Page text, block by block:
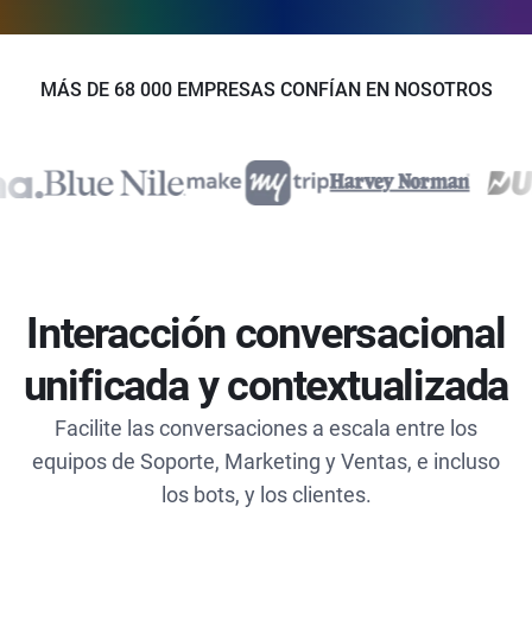
MÁS DE 68 000 EMPRESAS CONFÍAN EN NOSOTROS
Interacción conversacional
unificada y contextualizada
Facilite las conversaciones a escala entre los
equipos de Soporte, Marketing y Ventas, e incluso
los bots, y los clientes.